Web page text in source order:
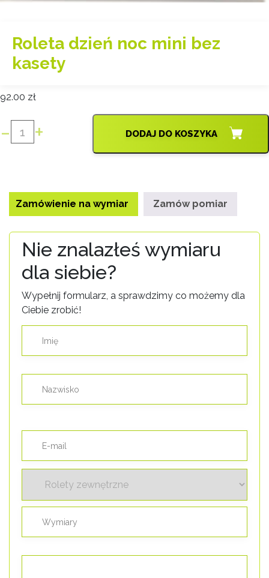
Roleta dzień noc mini bez
kasety
92.00 zł
-
ilość
mini
+ DODAJ DO KOSZYKA
Zamówienie na wymiar Zamów pomiar
Nie znalazłeś wymiaru
dla siebie?
Wypełnij formularz, a sprawdzimy co możemy dla
Ciebie zrobić!